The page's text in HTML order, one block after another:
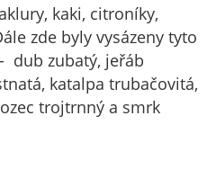
kaki, citroníky,
zde byly vysázeny tyto
dub zubatý, jeřáb
katalpa trubačovitá,
trojtrnný a smrk